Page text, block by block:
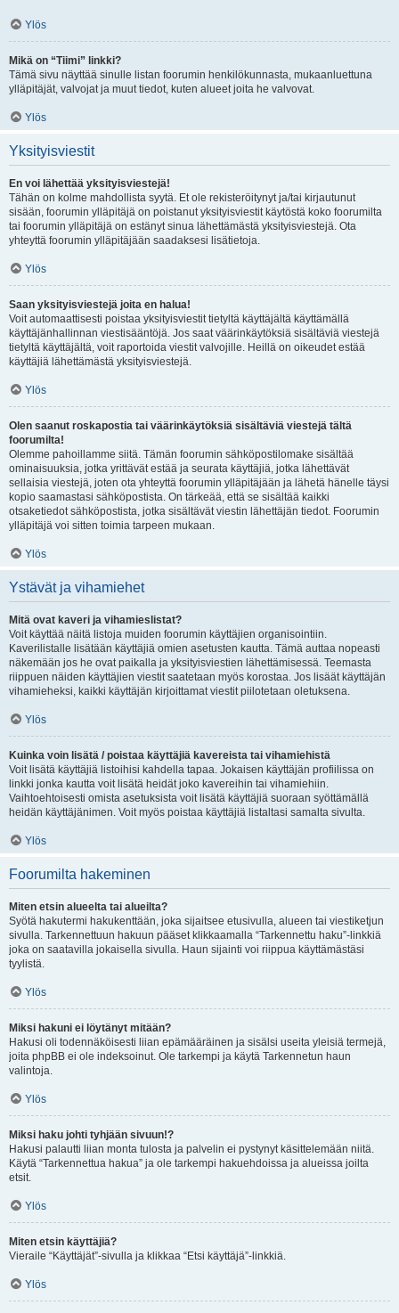
Ylös
Mikä on “Tiimi” linkki?
Tämä sivu näyttää sinulle listan foorumin henkilökunnasta, mukaanluettuna
ylläpitäjät, valvojat ja muut tiedot, kuten alueet joita he valvovat.
Ylös
Yksityisviestit
En voi lähettää yksityisviestejä!
Tähän on kolme mahdollista syytä. Et ole rekisteröitynyt ja/tai kirjautunut
sisään, foorumin ylläpitäjä on poistanut yksityisviestit käytöstä koko foorumilta
tai foorumin ylläpitäjä on estänyt sinua lähettämästä yksityisviestejä. Ota
yhteyttä foorumin ylläpitäjään saadaksesi lisätietoja.
Ylös
Saan yksityisviestejä joita en halua!
Voit automaattisesti poistaa yksityisviestit tietyltä käyttäjältä käyttämällä
käyttäjänhallinnan viestisääntöjä. Jos saat väärinkäytöksiä sisältäviä viestejä
tietyltä käyttäjältä, voit raportoida viestit valvojille. Heillä on oikeudet estää
käyttäjiä lähettämästä yksityisviestejä.
Ylös
Olen saanut roskapostia tai väärinkäytöksiä sisältäviä viestejä tältä
foorumilta!
Olemme pahoillamme siitä. Tämän foorumin sähköpostilomake sisältää
ominaisuuksia, jotka yrittävät estää ja seurata käyttäjiä, jotka lähettävät
sellaisia viestejä, joten ota yhteyttä foorumin ylläpitäjään ja lähetä hänelle täysi
kopio saamastasi sähköpostista. On tärkeää, että se sisältää kaikki
otsaketiedot sähköpostista, jotka sisältävät viestin lähettäjän tiedot. Foorumin
ylläpitäjä voi sitten toimia tarpeen mukaan.
Ylös
Ystävät ja vihamiehet
Mitä ovat kaveri ja vihamieslistat?
Voit käyttää näitä listoja muiden foorumin käyttäjien organisointiin.
Kaverilistalle lisätään käyttäjiä omien asetusten kautta. Tämä auttaa nopeasti
näkemään jos he ovat paikalla ja yksityisviestien lähettämisessä. Teemasta
riippuen näiden käyttäjien viestit saatetaan myös korostaa. Jos lisäät käyttäjän
vihamieheksi, kaikki käyttäjän kirjoittamat viestit piilotetaan oletuksena.
Ylös
Kuinka voin lisätä / poistaa käyttäjiä kavereista tai vihamiehistä
Voit lisätä käyttäjiä listoihisi kahdella tapaa. Jokaisen käyttäjän profiilissa on
linkki jonka kautta voit lisätä heidät joko kavereihin tai vihamiehiin.
Vaihtoehtoisesti omista asetuksista voit lisätä käyttäjiä suoraan syöttämällä
heidän käyttäjänimen. Voit myös poistaa käyttäjiä listaltasi samalta sivulta.
Ylös
Foorumilta hakeminen
Miten etsin alueelta tai alueilta?
Syötä hakutermi hakukenttään, joka sijaitsee etusivulla, alueen tai viestiketjun
sivulla. Tarkennettuun hakuun pääset klikkaamalla “Tarkennettu haku”-linkkiä
joka on saatavilla jokaisella sivulla. Haun sijainti voi riippua käyttämästäsi
tyylistä.
Ylös
Miksi hakuni ei löytänyt mitään?
Hakusi oli todennäköisesti liian epämääräinen ja sisälsi useita yleisiä termejä,
joita phpBB ei ole indeksoinut. Ole tarkempi ja käytä Tarkennetun haun
valintoja.
Ylös
Miksi haku johti tyhjään sivuun!?
Hakusi palautti liian monta tulosta ja palvelin ei pystynyt käsittelemään niitä.
Käytä “Tarkennettua hakua” ja ole tarkempi hakuehdoissa ja alueissa joilta
etsit.
Ylös
Miten etsin käyttäjiä?
Vieraile “Käyttäjät”-sivulla ja klikkaa “Etsi käyttäjä”-linkkiä.
Ylös